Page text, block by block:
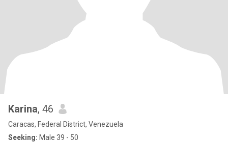
Karina, 46
Caracas, Federal District, Venezuela
Seeking: Male 39 - 50